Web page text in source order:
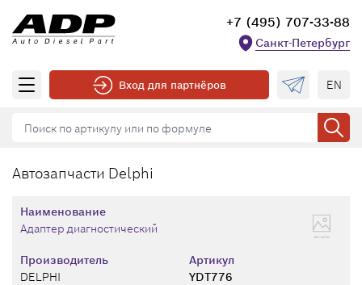
+7 (495) 707-33-88
Санкт-Петербург
Вход для партнёров EN
Автозапчасти Delphi
Производитель
DELPHI
Артикул
YDT776
Наименование
Адаптер диагностический